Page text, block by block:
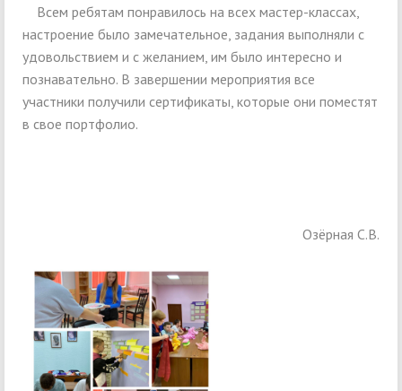
Всем ребятам понравилось на всех мастер-классах,
настроение было замечательное, задания выполняли с
удовольствием и с желанием, им было интересно и
познавательно. В завершении мероприятия все
участники получили сертификаты, которые они поместят
в свое портфолио.
Озёрная С.В.